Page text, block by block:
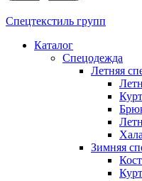
Спецтекстиль групп
Каталог
Спецодежда
Летняя
Зимняя